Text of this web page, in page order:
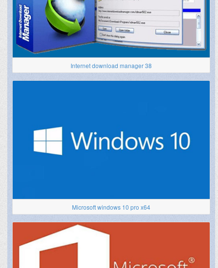
Internet download manager 38
Microsoft windows 10 pro x64